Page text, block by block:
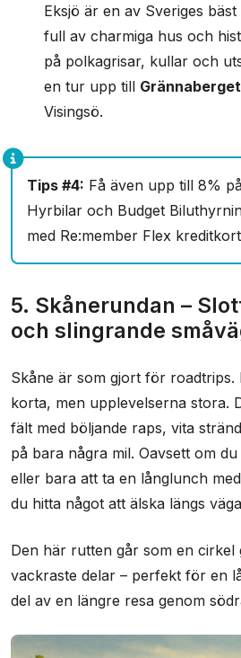
Eksjö är en av Sveriges
full av charmiga hus och
på polkagrisar, kullar och
en tur upp till Grännaberget
Visingsö.
Tips #4: Få även upp till 8%
Hyrbilar och Budget
med Re:member Flex
5. Skånerundan –
och slingrande
Skåne är som gjort för roadtrips.
korta, men upplevelserna stora.
fält med böljande raps, vita
på bara några mil. Oavsett om
eller bara att ta en långlunch
du hitta något att älska längs
Den här rutten går som en cirkel
vackraste delar – perfekt för en
del av en längre resa genom